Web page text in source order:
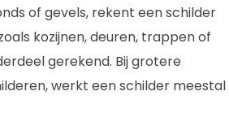
of gevels, rekent een schilder
kozijnen, deuren, trappen of
gerekend. Bij grotere
werkt een schilder meestal